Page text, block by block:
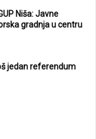
Niša: Javne
gradnja u centru
jedan referendum